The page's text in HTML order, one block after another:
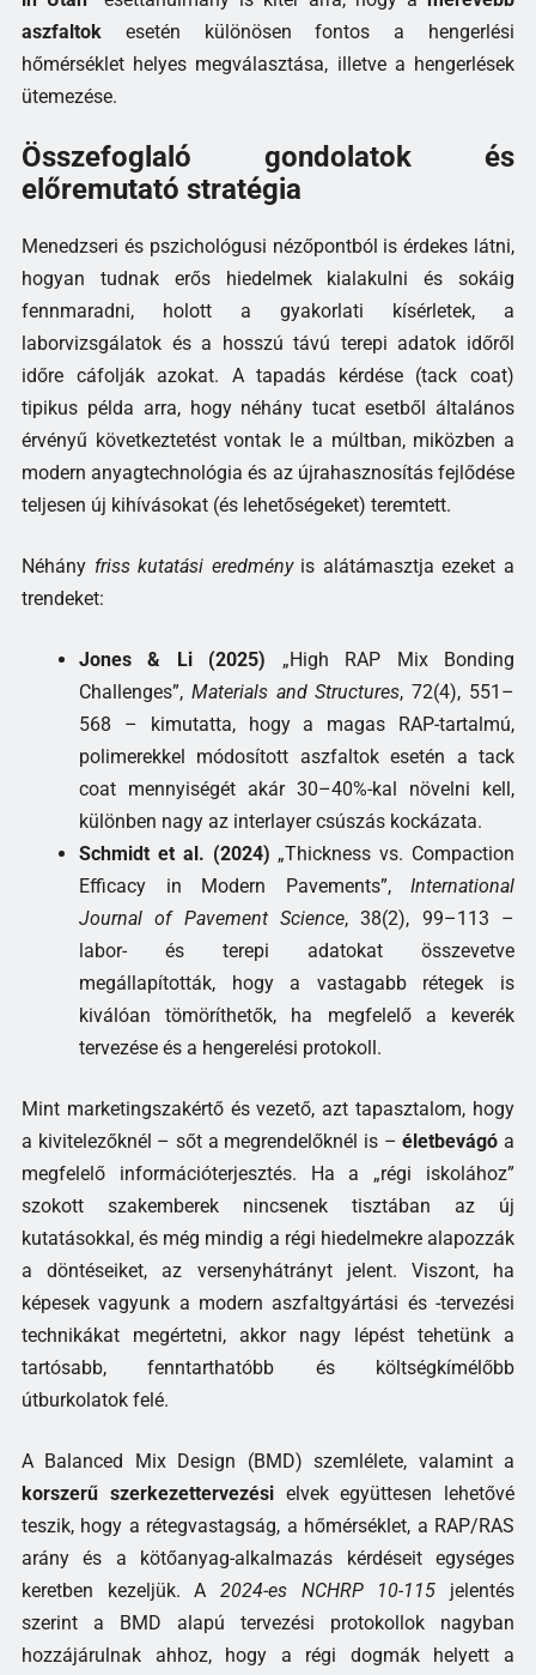
aszfaltok esetén különösen fontos a hengerlési
hőmérséklet helyes megválasztása, illetve a hengerlések
ütemezése.
Összefoglaló gondolatok és
előremutató stratégia
Menedzseri és pszichológusi nézőpontból is érdekes látni,
hogyan tudnak erős hiedelmek kialakulni és sokáig
fennmaradni, holott a gyakorlati kísérletek, a
laborvizsgálatok és a hosszú távú terepi adatok időről
időre cáfolják azokat. A tapadás kérdése (tack coat)
tipikus példa arra, hogy néhány tucat esetből általános
érvényű következtetést vontak le a múltban, miközben a
modern anyagtechnológia és az újrahasznosítás fejlődése
teljesen új kihívásokat (és lehetőségeket) teremtett.
Néhány friss kutatási eredményis alátámasztja ezeket a
trendeket:
Jones & Li (2025) „High RAP Mix Bonding
Challenges”, Materials and Structures, 72(4), 551–
568 – kimutatta, hogy a magas RAP-tartalmú,
polimerekkel módosított aszfaltok esetén a tack
coat mennyiségét akár 30–40%-kal növelni kell,
különben nagy az interlayer csúszás kockázata.
Schmidt et al. (2024) „Thickness vs. Compaction
Efficacy in Modern Pavements”, International
Journal of Pavement Science, 38(2), 99–113 –
labor- és terepi adatokat összevetve
megállapították, hogy a vastagabb rétegek is
kiválóan tömöríthetők, ha megfelelő a keverék
tervezése és a hengerelési protokoll.
Mint marketingszakértő és vezető, azt tapasztalom, hogy
a kivitelezőknél – sőt a megrendelőknél is –életbevágó a
megfelelő információterjesztés. Ha a „régi iskolához”
szokott szakemberek nincsenek tisztában az új
kutatásokkal, és még mindig a régi hiedelmekre alapozzák
a döntéseiket, az versenyhátrányt jelent. Viszont, ha
képesek vagyunk a modern aszfaltgyártási és -tervezési
technikákat megértetni, akkor nagy lépést tehetünk a
tartósabb, fenntarthatóbb és költségkímélőbb
útburkolatok felé.
A Balanced Mix Design (BMD) szemlélete, valamint a
korszerű szerkezettervezésielvek együttesen lehetővé
teszik, hogy a rétegvastagság, a hőmérséklet, a RAP/RAS
arány és a kötőanyag-alkalmazás kérdéseit egységes
keretben kezeljük. A 2024-es NCHRP 10-115 jelentés
szerint a BMD alapú tervezési protokollok nagyban
hozzájárulnak ahhoz, hogy a régi dogmák helyett a